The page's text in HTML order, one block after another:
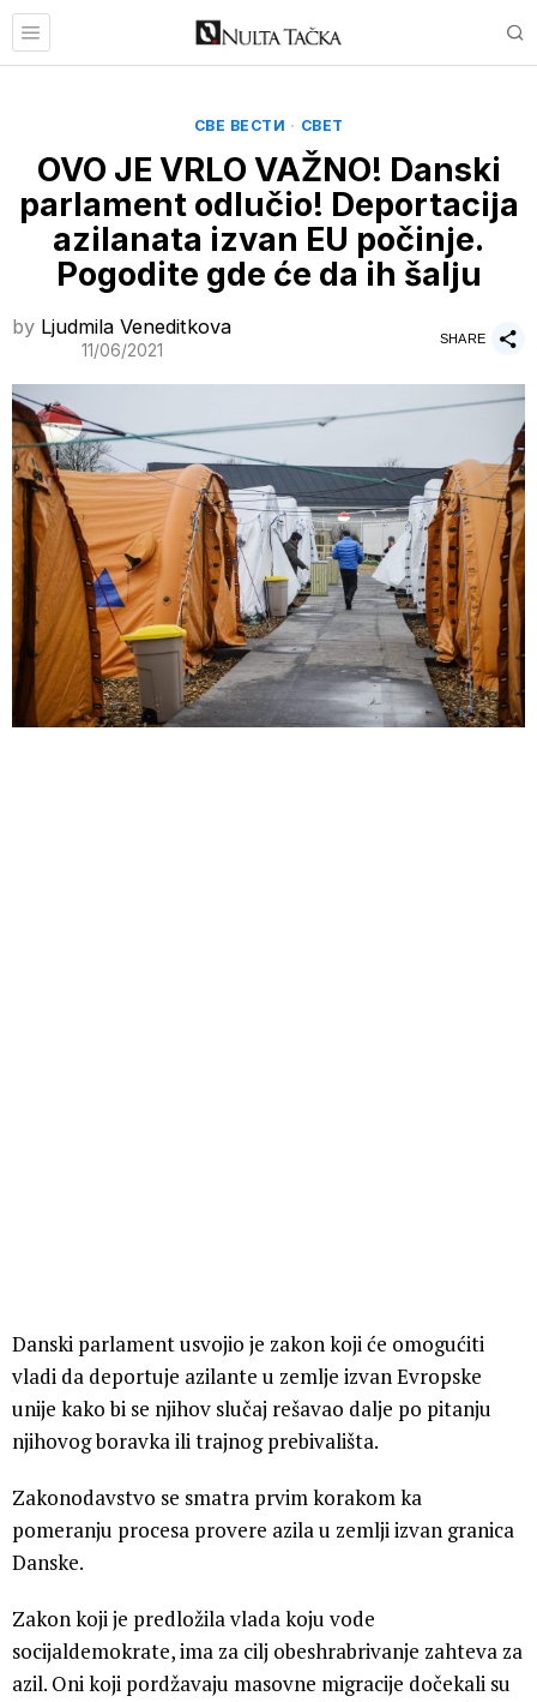
СВЕ ВЕСТИ · СВЕТ
OVO JE VRLO VAŽNO! Danski
parlament odlučio! Deportacija
azilanata izvan EU počinje.
Pogodite gde će da ih šalju
by Ljudmila Veneditkova
11/06/2021
SHARE
Danski parlament usvojio je zakon koji će omogućiti
vladi da deportuje azilante u zemlje izvan Evropske
unije kako bi se njihov slučaj rešavao dalje po pitanju
njihovog boravka ili trajnog prebivališta.
Zakonodavstvo se smatra prvim korakom ka
pomeranju procesa provere azila u zemlji izvan granica
Danske.
Zakon koji je predložila vlada koju vode
socijaldemokrate, ima za cilj obeshrabrivanje zahteva za
azil. Oni koji pordžavaju masovne migracije dočekali su